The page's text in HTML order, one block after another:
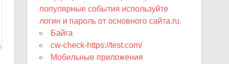
популярные события используйте
логин и пароль от основного сайта.ru.
Байга
cw-check-https://test.com/
Мобильные приложения